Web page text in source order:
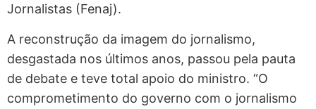
Jornalistas (Fenaj).
A reconstrução da imagem do jornalismo,
desgastada nos últimos anos, passou pela pauta
de debate e teve total apoio do ministro. “O
comprometimento do governo com o jornalismo